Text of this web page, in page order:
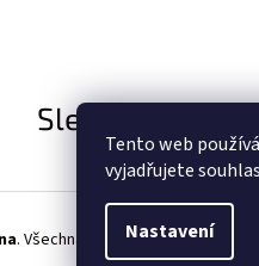
Tento web
vyjadřujete
Nastavení
Sledujte nás na
. Všechna práva vyhrazena.